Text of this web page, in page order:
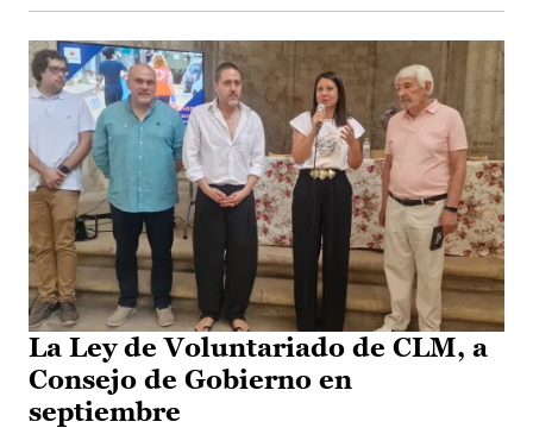
La Ley de Voluntariado de CLM, a
Consejo de Gobierno en
septiembre